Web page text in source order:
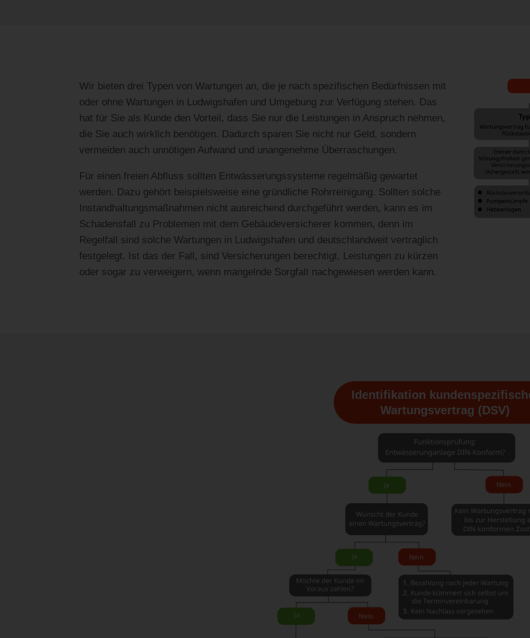
Wir bieten drei Typen von Wartungen an, die je nach spezifischen Bedürfnissen mit
oder ohne Wartungen in Ludwigshafen und Umgebung zur Verfügung stehen. Das
hat für Sie als Kunde den Vorteil, dass Sie nur die Leistungen in Anspruch nehmen,
die Sie auch wirklich benötigen. Dadurch sparen Sie nicht nur Geld, sondern
vermeiden auch unnötigen Aufwand und unangenehme Überraschungen.
Für einen freien Abfluss sollten Entwässerungssysteme regelmäßig gewartet
werden. Dazu gehört beispielsweise eine gründliche Rohrreinigung. Sollten solche
Instandhaltungsmaßnahmen nicht ausreichend durchgeführt werden, kann es im
Schadensfall zu Problemen mit dem Gebäudeversicherer kommen, denn im
Regelfall sind solche Wartungen in Ludwigshafen und deutschlandweit vertraglich
festgelegt. Ist das der Fall, sind Versicherungen berechtigt, Leistungen zu kürzen
oder sogar zu verweigern, wenn mangelnde Sorgfalt nachgewiesen werden kann.
Identifikation
Wartungsvertrag (DSV)